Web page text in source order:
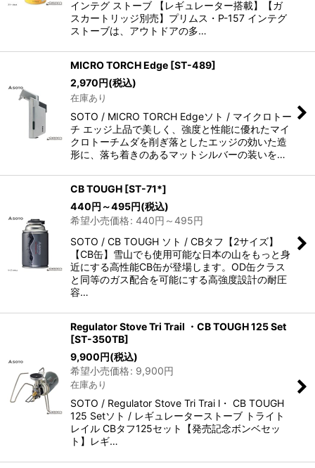
インテグ ストーブ 【レギュレーター搭載】【ガ
スカートリッジ別売】プリムス・P-157 インテグ
ストーブは、アウトドアの多…
MICRO TORCH Edge [ST-489]
2,970円(税込)
在庫あり
SOTO / MICRO TORCH Edgeソト / マイクロトー
チ エッジ上品で美しく、強度と性能に優れたマイ
クロトーチムダを削ぎ落としたエッジの効いた造
形に、落ち着きのあるマットシルバーの装いを…
CB TOUGH [ST-71*]
440円 ～495円(税込)
希望小売価格: 440円 ～495円
SOTO / CB TOUGH ソト / CBタフ【2サイズ】
【CB缶】雪山でも使用可能な日本の山をもっと身
近にする高性能CB缶が登場します。OD缶クラス
と同等のガス配合を可能にする高強度設計の耐圧
容…
Regulator Stove Tri Trail ・CB TOUGH 125 Set
[ST-350TB]
9,900円(税込)
希望小売価格: 9,900円
在庫あり
SOTO / Regulator Stove Tri Trai l・ CB TOUGH
125 Setソト / レギュレーターストーブ トライト
レイル CBタフ125セット【発売記念ボンベセッ
ト】レギ…